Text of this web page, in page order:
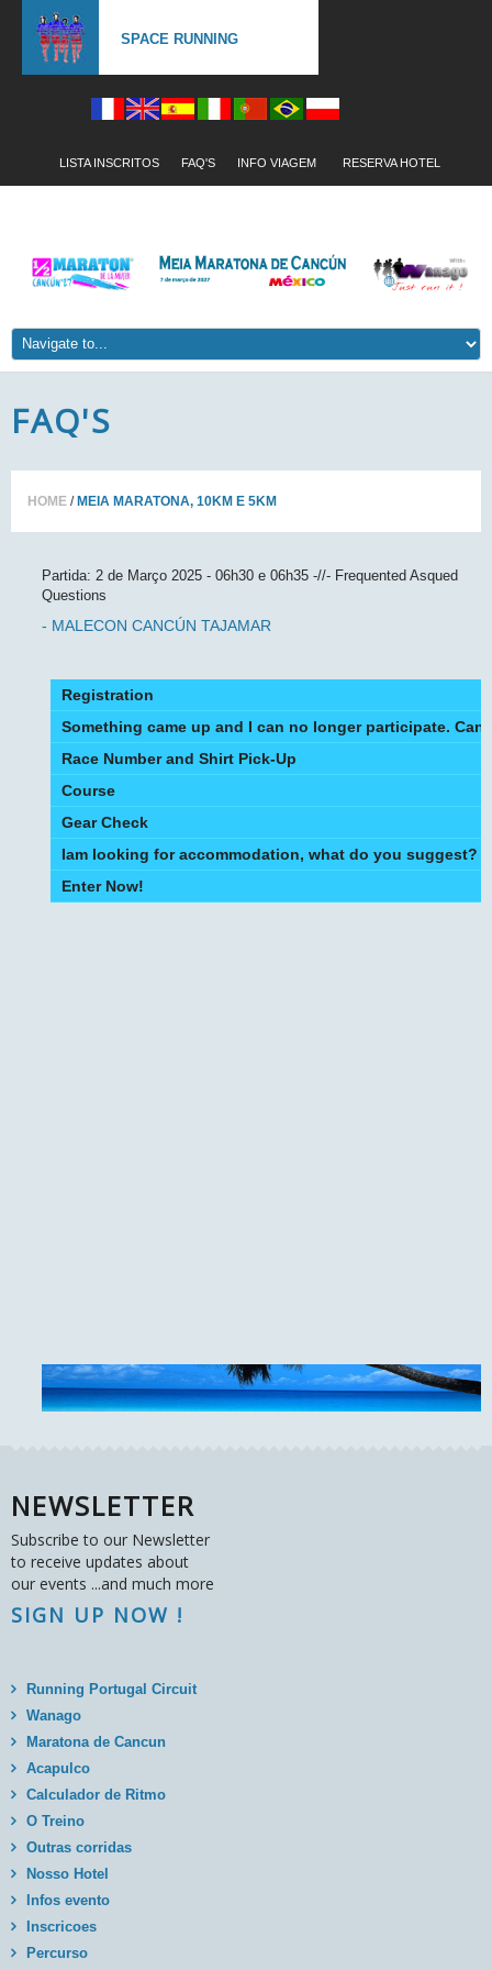
SPACE RUNNING
LISTA INSCRITOS FAQ'S INFO VIAGEM RESERVA HOTEL
FAQ'S
HOME MEIA MARATONA, 10KM E 5KM
Partida: 2 de Março 2025 - 06h30 e 06h35 -//- Frequented Asqued
Questions
- MALECON CANCÚN TAJAMAR
NEWSLETTER
Subscribe to our Newsletter
to receive updates about
our events ...and much more
SIGN UP NOW !
Running Portugal Circuit
Wanago
Maratona de Cancun
Acapulco
Calculador de Ritmo
O Treino
Outras corridas
Nosso Hotel
Infos evento
Inscricoes
Percurso